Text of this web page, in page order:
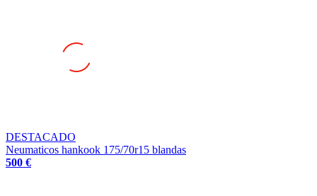
Neumaticos hankook 175/70r15 blandas
500 €